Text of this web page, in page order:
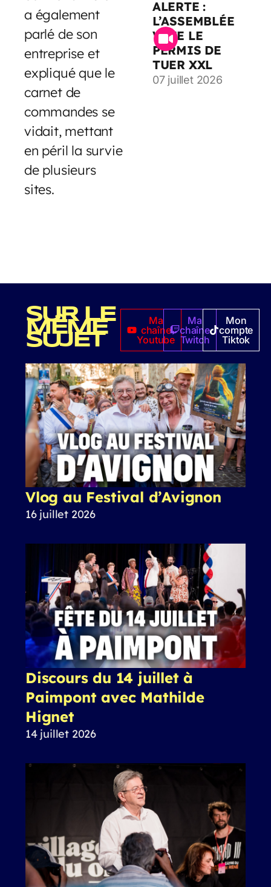
a également
parlé de son
entreprise et
expliqué que le
carnet de
commandes se
vidait, mettant
en péril la survie
de plusieurs
sites.
ALERTE :
L’ASSEMBLÉE
VOTE LE
PERMIS DE
TUER XXL
07 juillet 2026
SUR LE
MÊME
SUJET
Ma
chaîne
Youtube
Ma
chaîne
Twitch
Mon
compte
Tiktok
Vlog au Festival d’Avignon
16 juillet 2026
Discours du 14 juillet à
Paimpont avec Mathilde
Hignet
14 juillet 2026